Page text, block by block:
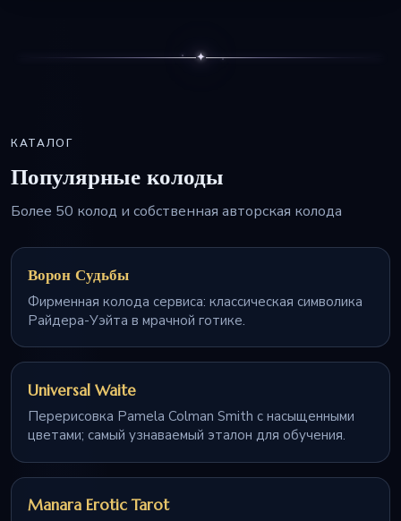
✦
КАТАЛОГ
Популярные колоды
Более 50 колод и собственная авторская колода
Ворон Судьбы
Фирменная колода сервиса: классическая символика
Райдера-Уэйта в мрачной готике.
Universal Waite
Перерисовка Pamela Colman Smith с насыщенными
цветами; самый узнаваемый эталон для обучения.
Manara Erotic Tarot